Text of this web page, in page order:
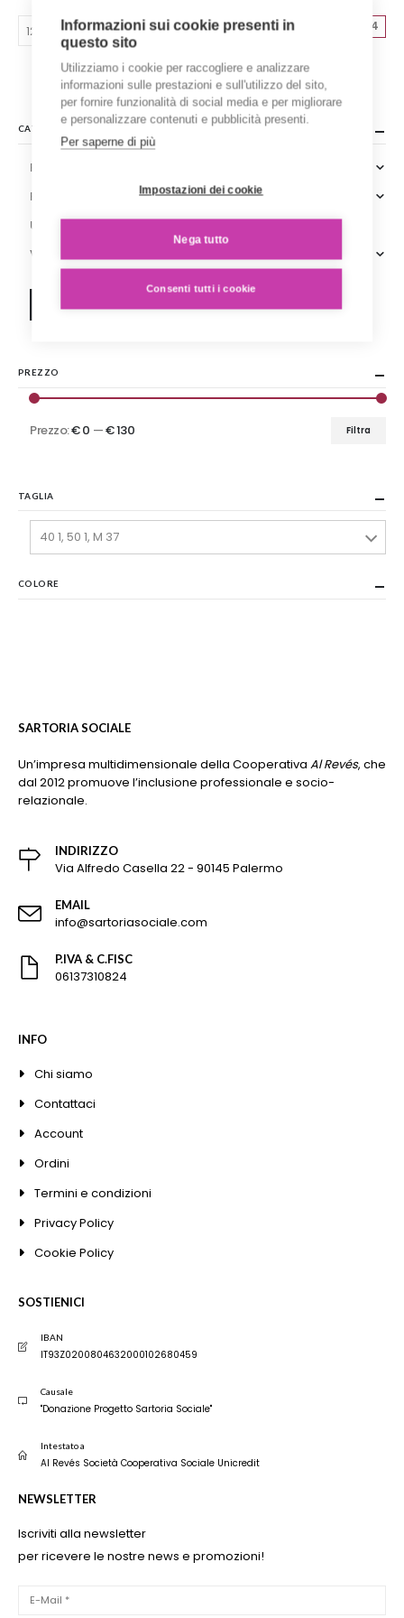
possono
essere
pagina
prodotto
1 4
CATEGORIE
Prodotti sartoriali
Prodotti stampati
Upstyling
Vintage
Reimposta tutti i filtri
PREZZO
Filtra
Prezzo:€ 0 —€ 130
TAGLIA
40 1, 50 1, M 37
COLORE
SARTORIA SOCIALE
Un’impresa multidimensionale della Cooperativa Al Revés, che
dal 2012 promuove l’inclusione professionale e socio-
relazionale.
INDIRIZZO
Via Alfredo Casella 22 - 90145 Palermo
EMAIL
info@sartoriasociale.com
P.IVA & C.FISC
06137310824
INFO
Chi siamo
Contattaci
Account
Ordini
Termini e condizioni
Privacy Policy
Cookie Policy
SOSTIENICI
IBAN
IT93Z0200804632000102680459
Causale
"Donazione Progetto Sartoria Sociale"
Intestato a
Al Revés Società Cooperativa Sociale Unicredit
NEWSLETTER
Iscriviti alla newsletter
per ricevere le nostre news e promozioni!
Informazioni sui cookie presenti in
questo sito
Utilizziamo i cookie per raccogliere e analizzare
informazioni sulle prestazioni e sull'utilizzo del sito,
per fornire funzionalità di social media e per migliorare
e personalizzare contenuti e pubblicità presenti.
Per saperne di più
Impostazioni dei cookie
Nega tutto
Consenti tutti i cookie